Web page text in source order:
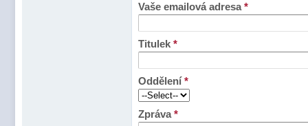
Vaše emailová adresa*
Titulek *
Oddělení*
Zpráva*